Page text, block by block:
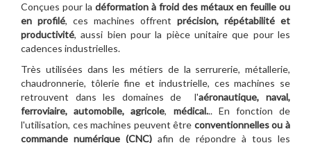
Conçues pour la déformation à froid des métaux en feuille ou
en profilé, ces machines offrent précision, répétabilité et
productivité, aussi bien pour la pièce unitaire que pour les
cadences industrielles.
Très utilisées dans les métiers de la serrurerie, métallerie,
chaudronnerie, tôlerie fine et industrielle, ces machines se
retrouvent dans les domaines de l'aéronautique, naval,
ferroviaire, automobile, agricole, médical... En fonction de
l'utilisation, ces machines peuvent être conventionnelles ou à
commande numérique (CNC) afin de répondre à tous les